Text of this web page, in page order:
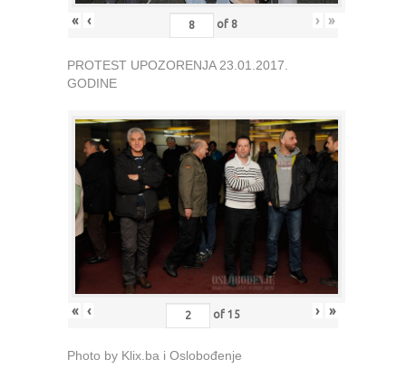
« ‹ of 8 › »
PROTEST UPOZORENJA 23.01.2017.
GODINE
« ‹ of 15 › »
Photo by Klix.ba i Oslobođenje